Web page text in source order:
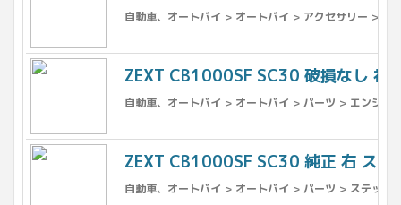
自動車、オートバイ > オートバイ > アクセサリー > キ
ZEXT CB1000SF SC30 破損なし 社
自動車、オートバイ > オートバイ > パーツ > エンジン
ZEXT CB1000SF SC30 純正 右 ス
自動車、オートバイ > オートバイ > パーツ > ステップ